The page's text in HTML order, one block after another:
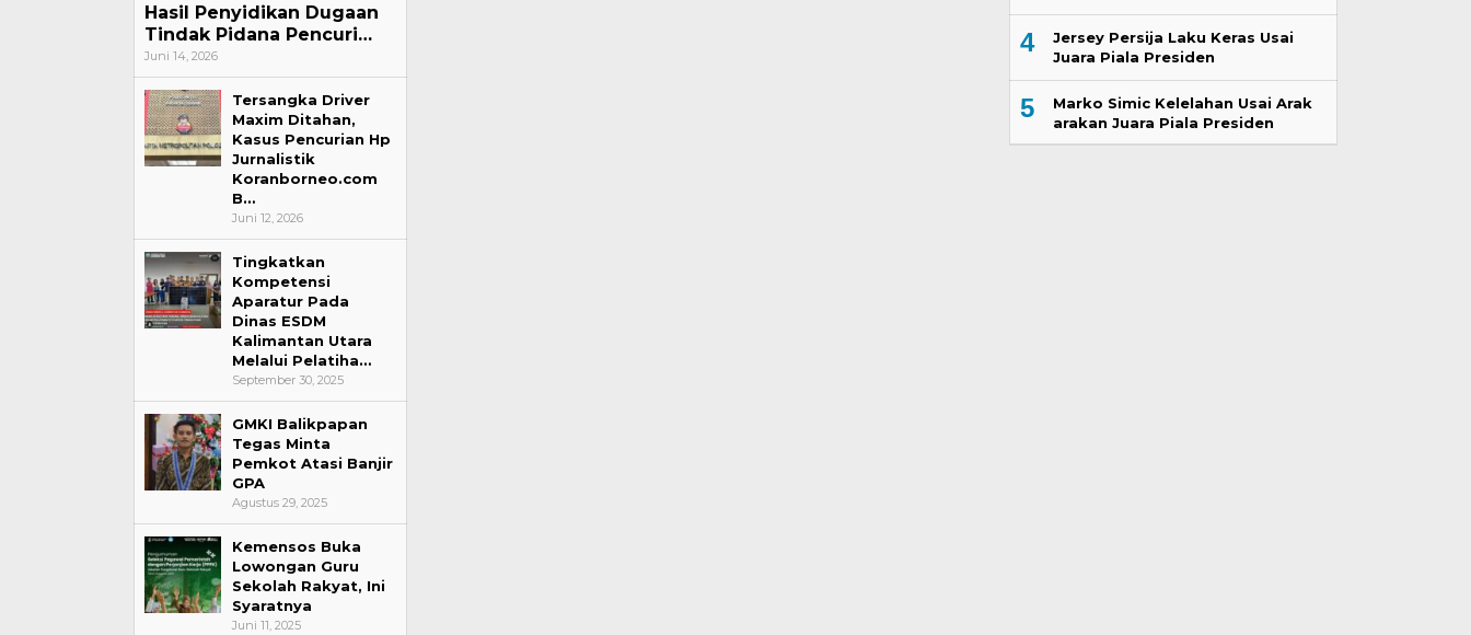
Hasil Penyidikan Dugaan
Tindak Pidana Pencuri…
Juni 14, 2026
Tersangka Driver
Maxim Ditahan,
Kasus Pencurian Hp
Jurnalistik
Koranborneo.com
B…
Juni 12, 2026
Tingkatkan
Kompetensi
Aparatur Pada
Dinas ESDM
Kalimantan Utara
Melalui Pelatiha…
September 30, 2025
GMKI Balikpapan
Tegas Minta
Pemkot Atasi Banjir
GPA
Agustus 29, 2025
Kemensos Buka
Lowongan Guru
Sekolah Rakyat, Ini
Syaratnya
Juni 11, 2025
4
Jersey Persija Laku Keras Usai
Juara Piala Presiden
5
Marko Simic Kelelahan Usai Arak
arakan Juara Piala Presiden